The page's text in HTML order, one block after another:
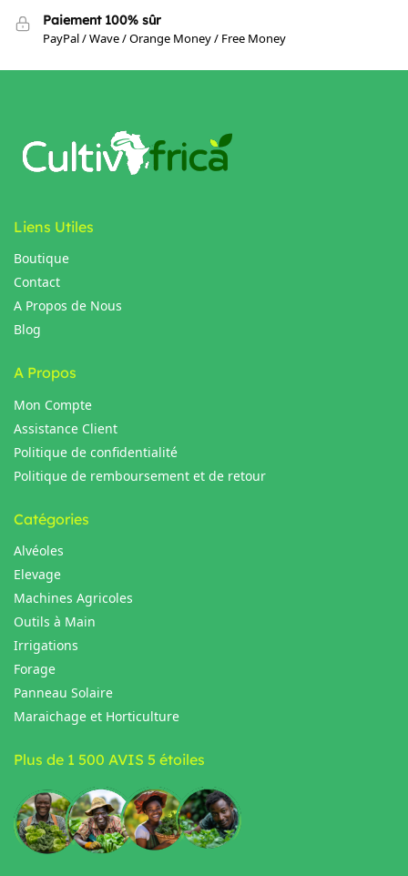
Paiement 100% sûr
PayPal / Wave / Orange Money / Free Money
Liens Utiles
Boutique
Contact
A Propos de Nous
Blog
A Propos
Mon Compte
Assistance Client
Politique de confidentialité
Politique de remboursement et de retour
Catégories
Alvéoles
Elevage
Machines Agricoles
Outils à Main
Irrigations
Forage
Panneau Solaire
Maraichage et Horticulture
Plus de 1 500 AVIS 5 étoiles